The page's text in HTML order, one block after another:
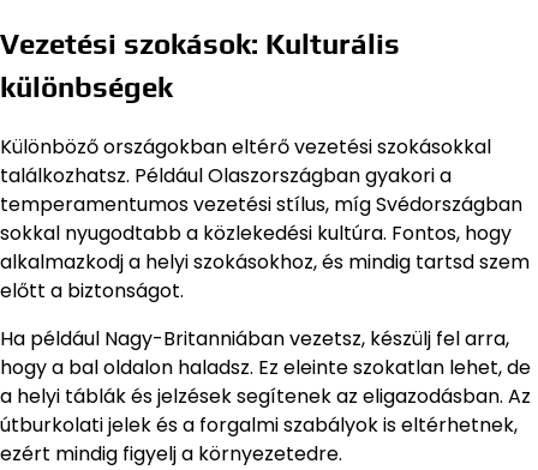
Vezetési szokások: Kulturális
különbségek
Különböző országokban eltérő vezetési szokásokkal
találkozhatsz. Például Olaszországban gyakori a
temperamentumos vezetési stílus, míg Svédországban
sokkal nyugodtabb a közlekedési kultúra. Fontos, hogy
alkalmazkodj a helyi szokásokhoz, és mindig tartsd szem
előtt a biztonságot.
Ha például Nagy-Britanniában vezetsz, készülj fel arra,
hogy a bal oldalon haladsz. Ez eleinte szokatlan lehet, de
a helyi táblák és jelzések segítenek az eligazodásban. Az
útburkolati jelek és a forgalmi szabályok is eltérhetnek,
ezért mindig figyelj a környezetedre.